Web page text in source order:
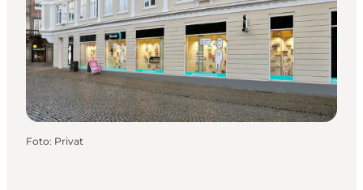
Accommodaties
Plan je reis
Foto: Privat